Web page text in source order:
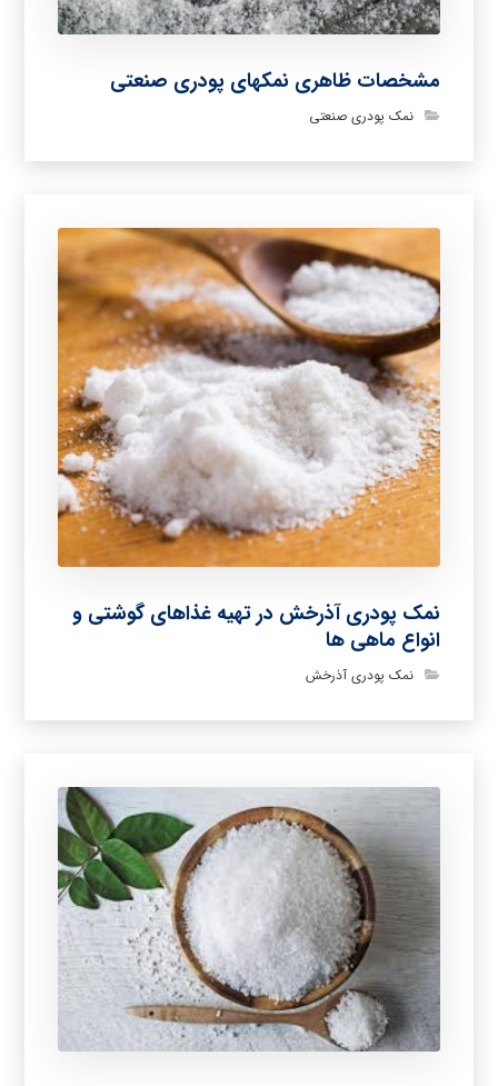
مشخصات ظاهری نمکهای پودری صنعتی
نمک پودری صنعتی
نمک پودری آذرخش در تهیه غذاهای گوشتی و
انواع ماهی ها
نمک پودری آذرخش